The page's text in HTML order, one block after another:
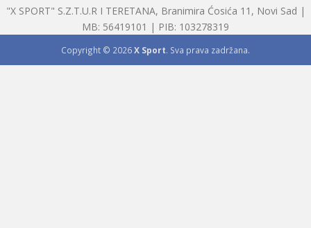
"X SPORT" S.Z.T.U.R I TERETANA, Branimira Ćosića 11, Novi Sad |
MB: 56419101 | PIB: 103278319
Copyright © 2026X Sport. Sva prava zadržana.